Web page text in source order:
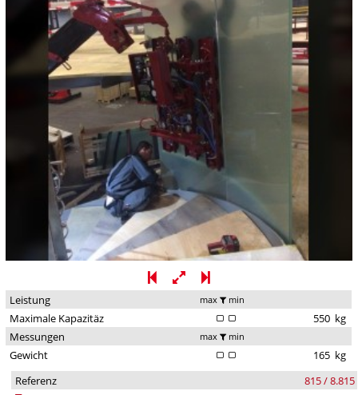
Leistung max min
Maximale Kapazitäz 550 kg
Messungen
max min
Gewicht 165 kg
Referenz
815 / 8.815